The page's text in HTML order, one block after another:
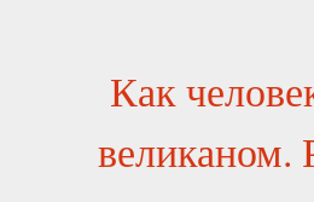
Как
великаном.